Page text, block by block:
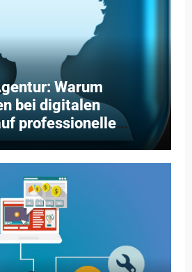
Warum
bei digitalen
professionelle